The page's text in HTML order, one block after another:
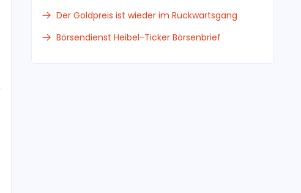
Der Goldpreis ist wieder im Rückwärtsgang
Börsendienst Heibel-Ticker Börsenbrief